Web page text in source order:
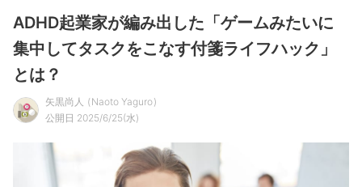
ADHD起業家が編み出した「ゲームみたいに
集中してタスクをこなす付箋ライフハック」
とは？
矢黒尚人
Naoto Yaguro
公開日 2025/6/25(水)